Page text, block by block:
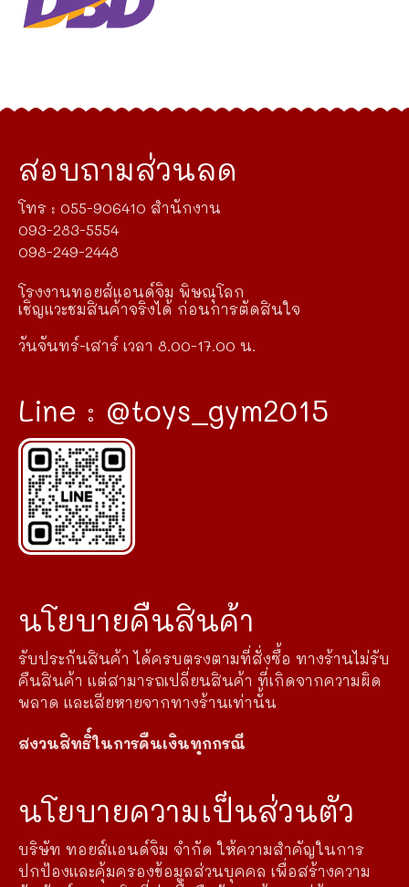
สอบถามส่วนลด
โทร : 055-906410 สำนักงาน
093-283-5554
098-249-2448
โรงงานทอยส์แอนด์จิม พิษณุโลก
เชิญแวะชมสินค้าจริงได้ ก่อนการตัดสินใจ
วันจันทร์-เสาร์ เวลา 8.00-17.00 น.
Line : @toys_gym2015
นโยบายคืนสินค้า
รับประกันสินค้า ได้ครบตรงตามที่สั่งซื้อ ทางร้านไม่รับ
คืนสินค้า แต่สามารถเปลี่ยนสินค้า ที่เกิดจากความผิด
พลาด และเสียหายจากทางร้านเท่านั้น
สงวนสิทธิ์ในการคืนเงินทุกกรณี
นโยบายความเป็นส่วนตัว
บริษัท ทอยส์แอนด์จิม จำกัด ให้ความสำคัญในการ
ปกป้องและคุ้มครองข้อมูลส่วนบุคคล เพื่อสร้างความ